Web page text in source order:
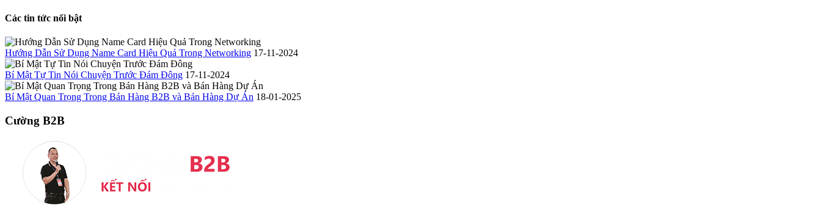
Các tin tức nổi bật
Hướng Dẫn Sử Dụng Name Card Hiệu Quả Trong Networking 17-11-2024
Bí Mật Tự Tin Nói Chuyện Trước Đám Đông 17-11-2024
Bí Mật Quan Trọng Trong Bán Hàng B2B và Bán Hàng Dự Án 18-01-2025
Cường B2B